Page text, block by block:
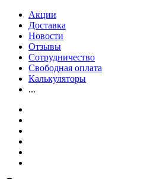
Акции
Доставка
Новости
Отзывы
Сотрудничество
Свободная оплата
Калькуляторы
...